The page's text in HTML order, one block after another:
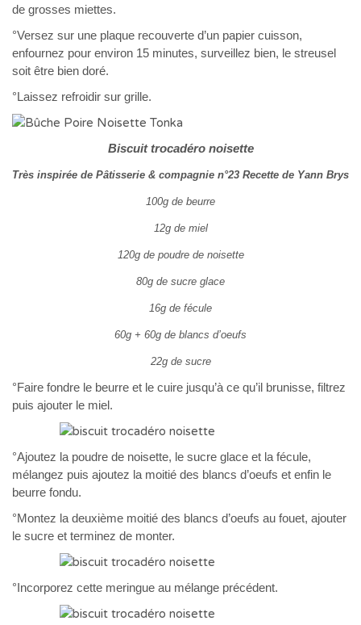
de grosses miettes.
°Versez sur une plaque recouverte d’un papier cuisson,
enfournez pour environ 15 minutes, surveillez bien, le streusel
soit être bien doré.
°Laissez refroidir sur grille.
Biscuit trocadéro noisette
Très inspirée de Pâtisserie & compagnie n°23 Recette de Yann Brys
100g de beurre
12g de miel
120g de poudre de noisette
80g de sucre glace
16g de fécule
60g + 60g de blancs d’oeufs
22g de sucre
°Faire fondre le beurre et le cuire jusqu’à ce qu’il brunisse, filtrez
puis ajouter le miel.
°Ajoutez la poudre de noisette, le sucre glace et la fécule,
mélangez puis ajoutez la moitié des blancs d’oeufs et enfin le
beurre fondu.
°Montez la deuxième moitié des blancs d’oeufs au fouet, ajouter
le sucre et terminez de monter.
°Incorporez cette meringue au mélange précédent.